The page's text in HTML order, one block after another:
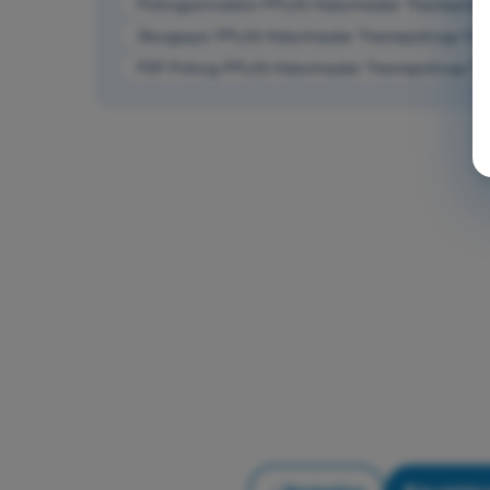
Übungsquiz PPL(H) Hubschrauber Theorieprüfungs-
PDF-Prüfung PPL(H) Hubschrauber Theorieprüfungs-